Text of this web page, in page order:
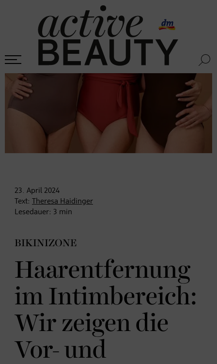
23. April 2024
Text:
Theresa Haidinger
Lesedauer: 3 min
BIKINIZONE
Haarentfernung
im Intimbereich:
Wir zeigen die
Vor- und